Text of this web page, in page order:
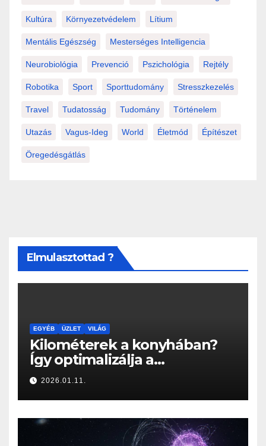
Kultúra Környezetvédelem Lítium
Mentális Egészség Mesterséges Intelligencia
Neurobiológia Prevenció Pszichológia Rejtély
Robotika Sport Sporttudomány Stresszkezelés
Travel Tudatosság Tudomány Történelem
Utazás Vagus-Ideg World Életmód Építészet
Öregedésgátlás
Elmulasztottad ?
EGYÉB ÜZLET VILÁG
Kilométerek a konyhában?
Így optimalizálja a
Konyhabútor Guru az
otthonod mozgásközpontját
2026.01.11.